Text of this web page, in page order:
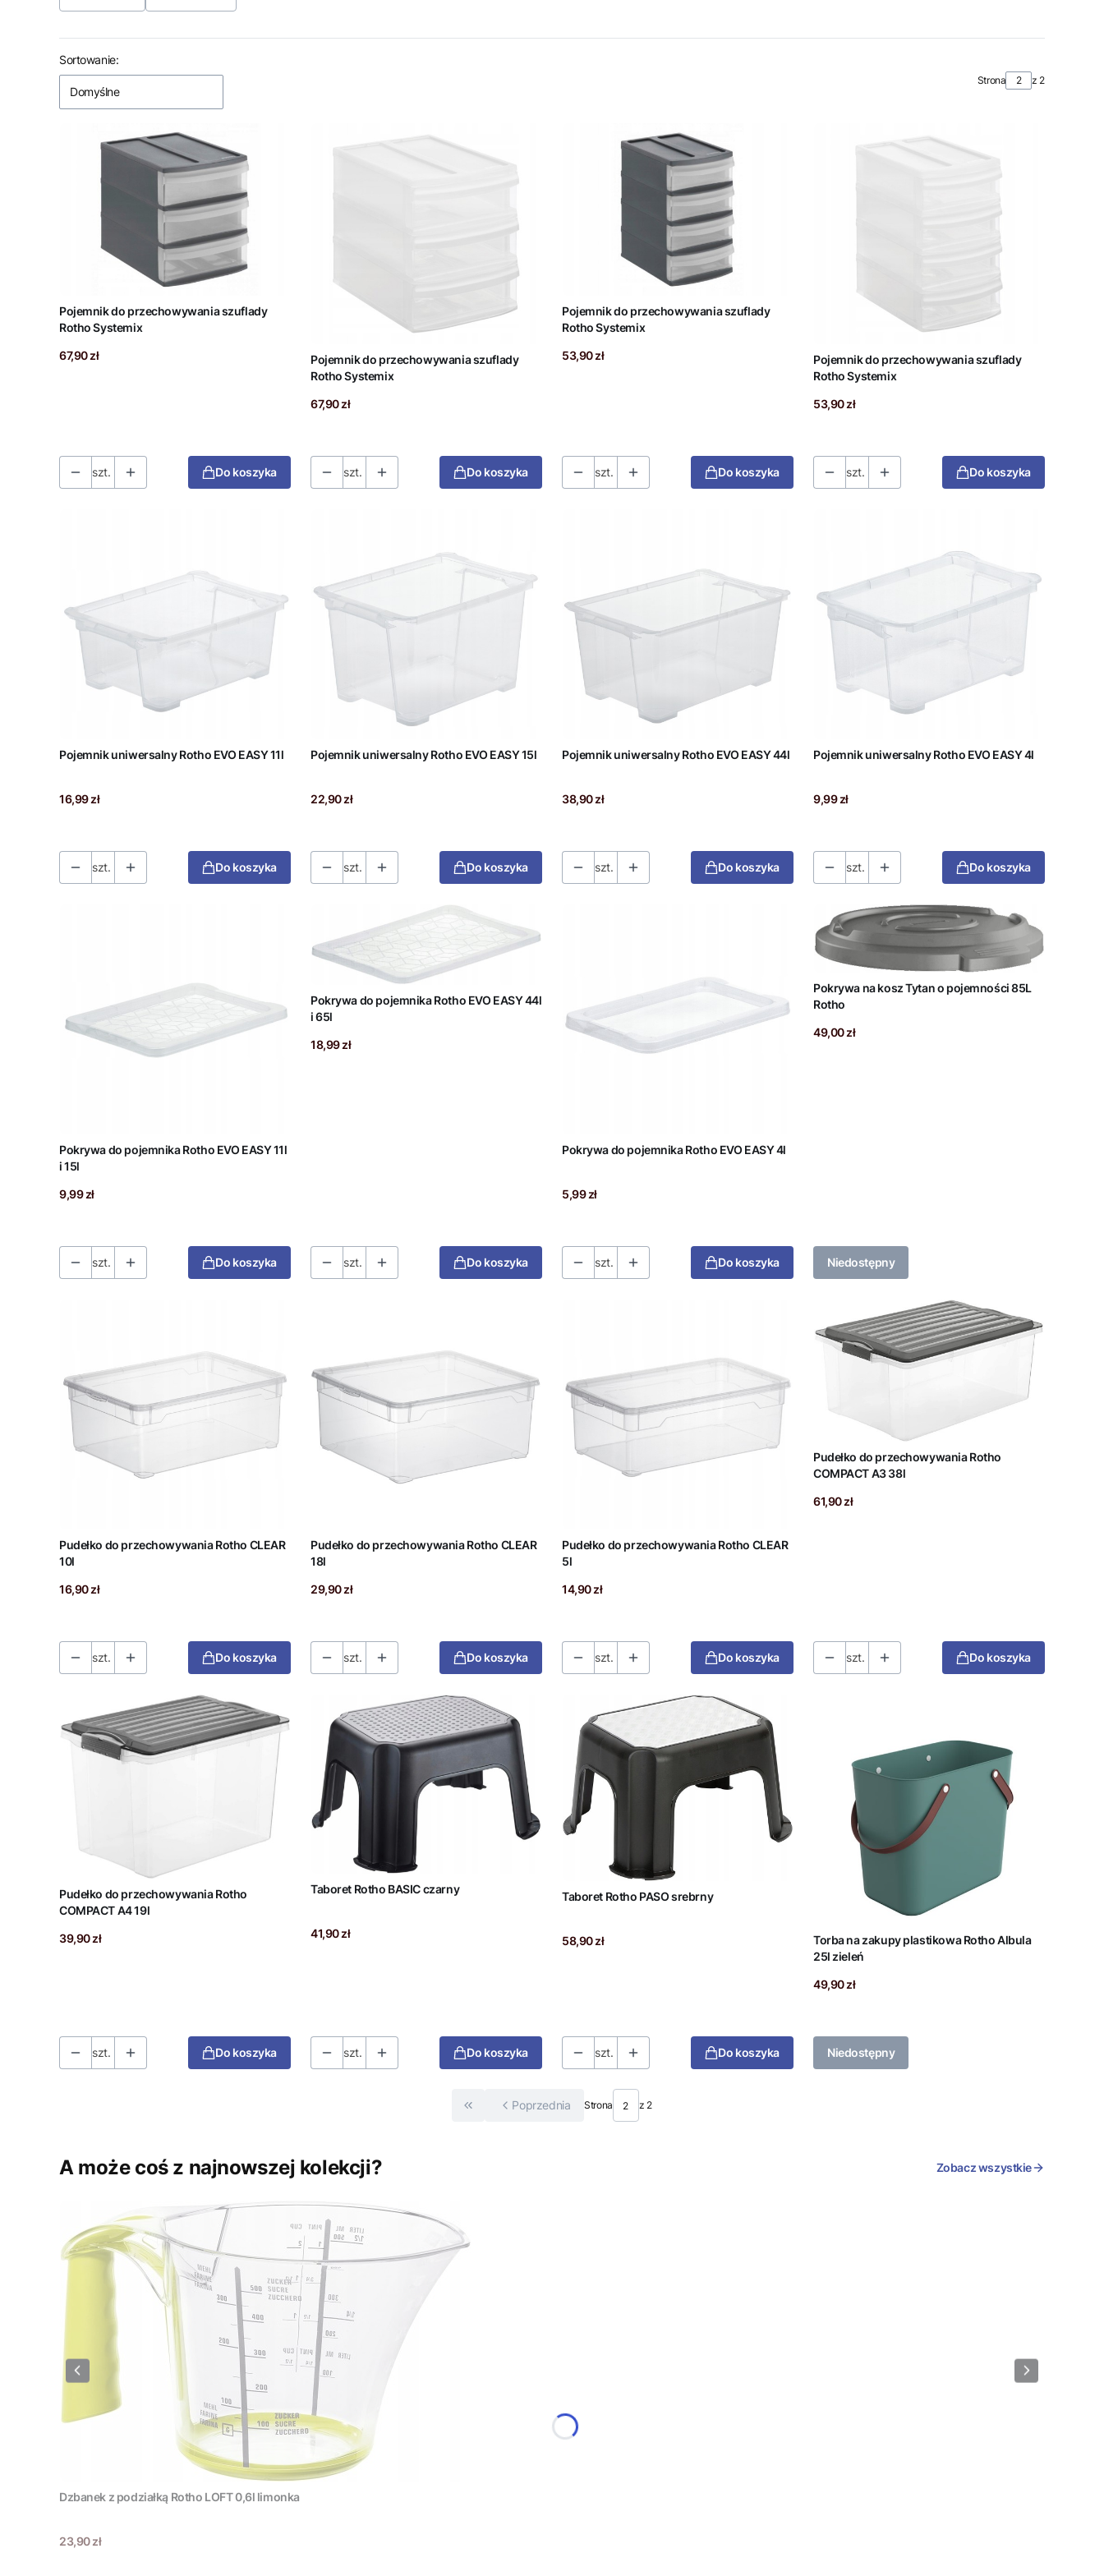
Lista produktów
Sortowanie:
Domyślne
Strona z 2
Pojemnik do przechowywania szuflady
Rotho Systemix
Cena
67,90 zł
szt. Do koszyka
Pojemnik do przechowywania szuflady
Rotho Systemix
Cena
67,90 zł
szt. Do koszyka
Pojemnik do przechowywania szuflady
Rotho Systemix
Cena
53,90 zł
szt. Do koszyka
Pojemnik do przechowywania szuflady
Rotho Systemix
Cena
53,90 zł
szt. Do koszyka
Pojemnik uniwersalny Rotho EVO EASY 11l
Cena
16,99 zł
szt. Do koszyka
Pojemnik uniwersalny Rotho EVO EASY 15l
Cena
22,90 zł
szt. Do koszyka
Pojemnik uniwersalny Rotho EVO EASY 44l
Cena
38,90 zł
szt. Do koszyka
Pojemnik uniwersalny Rotho EVO EASY 4l
Cena
9,99 zł
szt. Do koszyka
Pokrywa do pojemnika Rotho EVO EASY 11l
i 15l
Cena
9,99 zł
szt. Do koszyka
Pokrywa do pojemnika Rotho EVO EASY 44l
i 65l
Cena
18,99 zł
szt. Do koszyka
Pokrywa do pojemnika Rotho EVO EASY 4l
Cena
5,99 zł
szt. Do koszyka
Pokrywa na kosz Tytan o pojemności 85L
Rotho
Cena
49,00 zł
Niedostępny
Pudełko do przechowywania Rotho CLEAR
10l
Cena
16,90 zł
szt. Do koszyka
Pudełko do przechowywania Rotho CLEAR
18l
Cena
29,90 zł
szt. Do koszyka
Pudełko do przechowywania Rotho CLEAR
5l
Cena
14,90 zł
szt. Do koszyka
Pudełko do przechowywania Rotho
COMPACT A3 38l
Cena
61,90 zł
szt. Do koszyka
Pudełko do przechowywania Rotho
COMPACT A4 19l
Cena
39,90 zł
szt. Do koszyka
Taboret Rotho BASIC czarny
Cena
41,90 zł
szt. Do koszyka
Taboret Rotho PASO srebrny
Cena
58,90 zł
szt. Do koszyka
Torba na zakupy plastikowa Rotho Albula
25l zieleń
Cena
49,90 zł
Niedostępny
Wróć do pierwszej strony z produktami
Poprzednia Strona z 2
A może coś z najnowszej kolekcji? Zobacz wszystkie
Dzbanek z podziałką Rotho LOFT 0,6l limonka
Cena
23,90 zł